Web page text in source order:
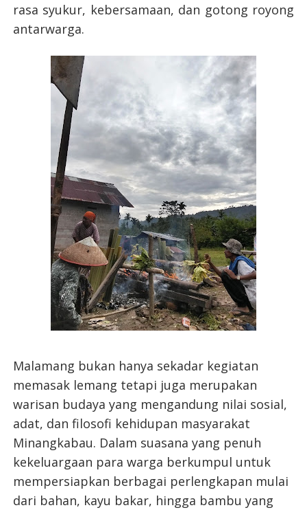
rasa syukur, kebersamaan, dan gotong royong
antarwarga.
Malamang bukan hanya sekadar kegiatan
memasak lemang tetapi juga merupakan
warisan budaya yang mengandung nilai sosial,
adat, dan filosofi kehidupan masyarakat
Minangkabau. Dalam suasana yang penuh
kekeluargaan para warga berkumpul untuk
mempersiapkan berbagai perlengkapan mulai
dari bahan, kayu bakar, hingga bambu yang